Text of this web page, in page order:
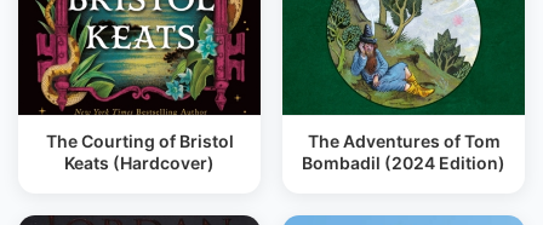
The Courting of Bristol
Keats (Hardcover)
The Adventures of Tom
Bombadil (2024 Edition)